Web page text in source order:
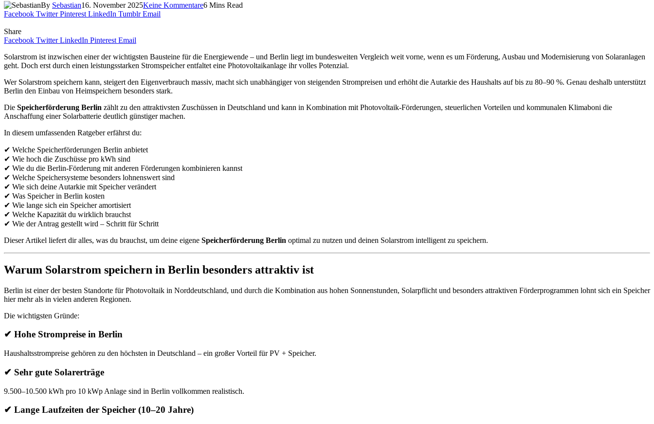
By Sebastian16. November 2025Keine Kommentare6 Mins Read
Facebook Twitter Pinterest LinkedIn Tumblr Email
Share
Facebook Twitter LinkedIn Pinterest Email
Solarstrom ist inzwischen einer der wichtigsten Bausteine für die Energiewende – und Berlin liegt im bundesweiten Vergleich weit vorne, wenn es um Förderung, Ausbau und Modernisierung von Solaranlagen
geht. Doch erst durch einen leistungsstarken Stromspeicher entfaltet eine Photovoltaikanlage ihr volles Potenzial.
Wer Solarstrom speichern kann, steigert den Eigenverbrauch massiv, macht sich unabhängiger von steigenden Strompreisen und erhöht die Autarkie des Haushalts auf bis zu 80–90 %. Genau deshalb unterstützt
Berlin den Einbau von Heimspeichern besonders stark.
Die Speicherförderung Berlin zählt zu den attraktivsten Zuschüssen in Deutschland und kann in Kombination mit Photovoltaik-Förderungen, steuerlichen Vorteilen und kommunalen Klimaboni die
Anschaffung einer Solarbatterie deutlich günstiger machen.
In diesem umfassenden Ratgeber erfährst du:
✔ Welche Speicherförderungen Berlin anbietet
✔ Wie hoch die Zuschüsse pro kWh sind
✔ Wie du die Berlin-Förderung mit anderen Förderungen kombinieren kannst
✔ Welche Speichersysteme besonders lohnenswert sind
✔ Wie sich deine Autarkie mit Speicher verändert
✔ Was Speicher in Berlin kosten
✔ Wie lange sich ein Speicher amortisiert
✔ Welche Kapazität du wirklich brauchst
✔ Wie der Antrag gestellt wird – Schritt für Schritt
Dieser Artikel liefert dir alles, was du brauchst, um deine eigene Speicherförderung Berlin optimal zu nutzen und deinen Solarstrom intelligent zu speichern.
Warum Solarstrom speichern in Berlin besonders attraktiv ist
Berlin ist einer der besten Standorte für Photovoltaik in Norddeutschland, und durch die Kombination aus hohen Sonnenstunden, Solarpflicht und besonders attraktiven Förderprogrammen lohnt sich ein Speicher
hier mehr als in vielen anderen Regionen.
Die wichtigsten Gründe:
✔ Hohe Strompreise in Berlin
Haushaltsstrompreise gehören zu den höchsten in Deutschland – ein großer Vorteil für PV + Speicher.
✔ Sehr gute Solarerträge
9.500–10.500 kWh pro 10 kWp Anlage sind in Berlin vollkommen realistisch.
✔ Lange Laufzeiten der Speicher (10–20 Jahre)